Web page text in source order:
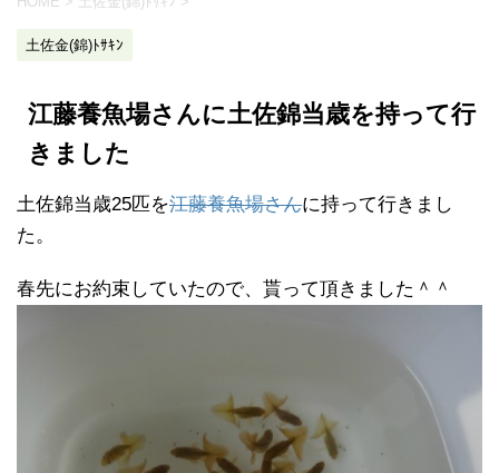
土佐金(錦)ﾄｻｷﾝ
江藤養魚場さんに土佐錦当歳を持って行
きました
土佐錦当歳25匹を江藤養魚場さんに持って行きまし
た。
春先にお約束していたので、貰って頂きました＾＾